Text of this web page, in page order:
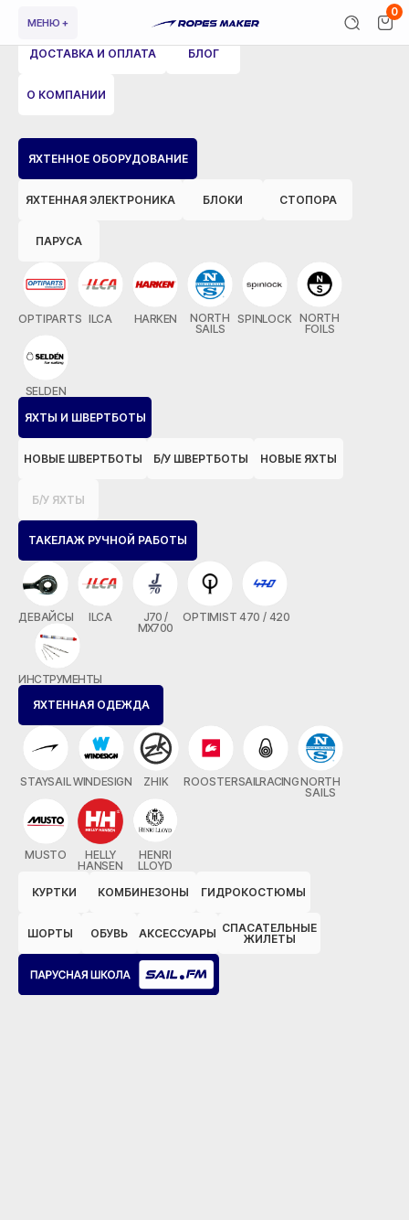
МЕНЮ +
0
ЯХТЕННОЕ ОБОРУДОВАНИЕ
ЯХТЕННАЯ ЭЛЕКТРОНИКА БЛОКИ СТОПОРА
ПАРУСА
OPTIPARTS ILCA HARKEN
NORTH
SAILS
SPINLOCK NORTH
FOILS
SELDEN
ЯХТЫ И ШВЕРТБОТЫ
НОВЫЕ ШВЕРТБОТЫ Б/У ШВЕРТБОТЫ НОВЫЕ ЯХТЫ
Б/У ЯХТЫ
ТАКЕЛАЖ РУЧНОЙ РАБОТЫ
ДЕВАЙСЫ ILCA
J70 /
MX700
OPTIMIST 470 / 420
ИНСТРУМЕНТЫ
ЯХТЕННАЯ ОДЕЖДА
STAYSAILWINDESIGN ZHIK ROOSTERSAILRACINGNORTH
SAILS
MUSTO
HELLY
HANSEN
HENRI
LLOYD
КУРТКИ
КОМБИНЕЗОНЫ ГИДРОКОСТЮМЫ
ШОРТЫ ОБУВЬ АКСЕССУАРЫ СПАСАТЕЛЬНЫЕ
ЖИЛЕТЫ
ДОСТАВКА И ОПЛАТА БЛОГ
О КОМПАНИИ